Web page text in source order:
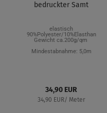
bedruckter Samt
elastisch
90%Polyester/10%Elasthan
Gewicht ca.200g/qm
Mindestabnahme: 5,0m
34,90 EUR
34,90 EUR/ Meter